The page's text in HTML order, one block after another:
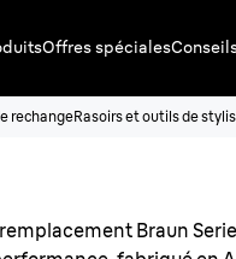
Offres spéciales
rechangeRasoirs et outils de